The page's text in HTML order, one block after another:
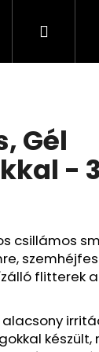
Gél
-
csillámos
flitterek
alacsony
készült,